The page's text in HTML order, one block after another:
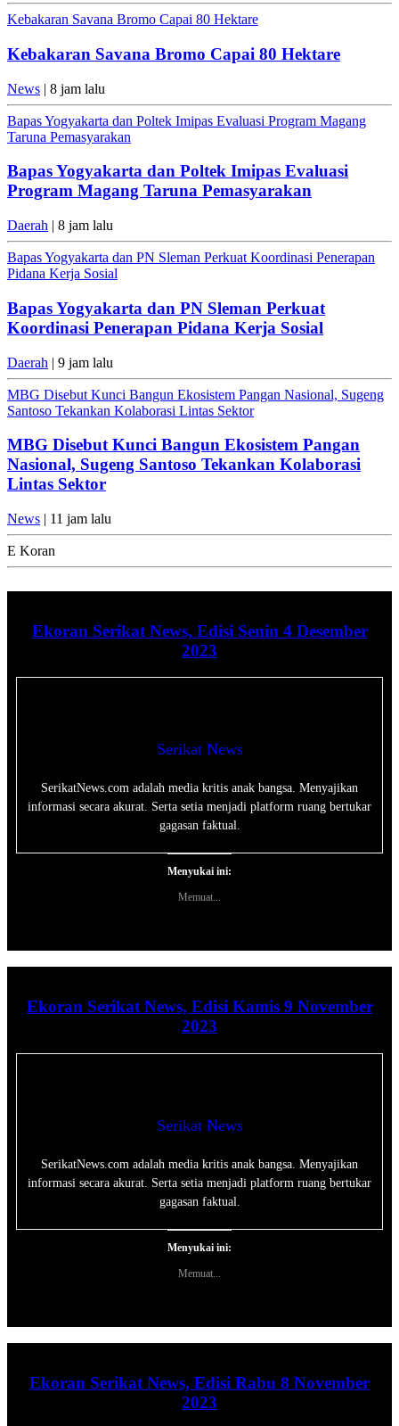
Kebakaran Savana Bromo Capai 80 Hektare
Kebakaran Savana Bromo Capai 80 Hektare
News | 8 jam lalu
Bapas Yogyakarta dan Poltek Imipas Evaluasi Program Magang
Taruna Pemasyarakan
Bapas Yogyakarta dan Poltek Imipas Evaluasi
Program Magang Taruna Pemasyarakan
Daerah | 8 jam lalu
Bapas Yogyakarta dan PN Sleman Perkuat Koordinasi Penerapan
Pidana Kerja Sosial
Bapas Yogyakarta dan PN Sleman Perkuat
Koordinasi Penerapan Pidana Kerja Sosial
Daerah | 9 jam lalu
MBG Disebut Kunci Bangun Ekosistem Pangan Nasional, Sugeng
Santoso Tekankan Kolaborasi Lintas Sektor
MBG Disebut Kunci Bangun Ekosistem Pangan
Nasional, Sugeng Santoso Tekankan Kolaborasi
Lintas Sektor
News | 11 jam lalu
E Koran
Ekoran Serikat News, Edisi Senin 4 Desember
2023
Serikat News
SerikatNews.com adalah media kritis anak bangsa. Menyajikan
informasi secara akurat. Serta setia menjadi platform ruang bertukar
gagasan faktual.
Menyukai ini:
Memuat...
Ekoran Serikat News, Edisi Kamis 9 November
2023
Serikat News
SerikatNews.com adalah media kritis anak bangsa. Menyajikan
informasi secara akurat. Serta setia menjadi platform ruang bertukar
gagasan faktual.
Menyukai ini:
Memuat...
Ekoran Serikat News, Edisi Rabu 8 November
2023